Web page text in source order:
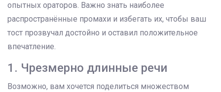
опытных ораторов. Важно знать наиболее
распространённые промахи и избегать их, чтобы ваш
тост прозвучал достойно и оставил положительное
впечатление.
1. Чрезмерно длинные речи
Возможно, вам хочется поделиться множеством